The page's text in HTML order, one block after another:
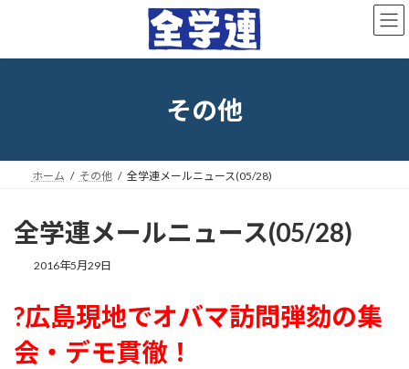
ン
ー
その他
ホーム その他 全学連メールニュース(05/28)
全学連メールニュース(05/28)
2016年5月29日
新
日
時
:
?広島現地でオバマ訪問弾劾の集
会・デモ貫徹！